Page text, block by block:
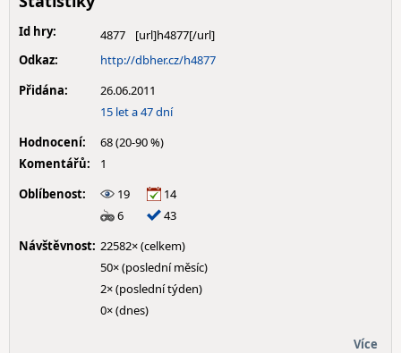
Id hry:
4877
Odkaz:
http://dbher.cz/h4877
Přidána:
26.06.2011
15 let a 47 dní
Hodnocení:
68 (20-90 %)
Komentářů:
1
Oblíbenost:
19
14
6
43
Návštěvnost: 22582× (celkem)
50× (poslední měsíc)
2× (poslední týden)
0× (dnes)
Více